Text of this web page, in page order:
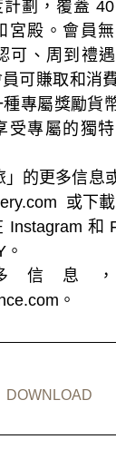
劃，覆蓋
宮殿。會員
可、周到禮
可賺取和消
專屬獎勵貨
受專屬的獨
的更多信息
或下
和
信息
。
DOWNLOAD